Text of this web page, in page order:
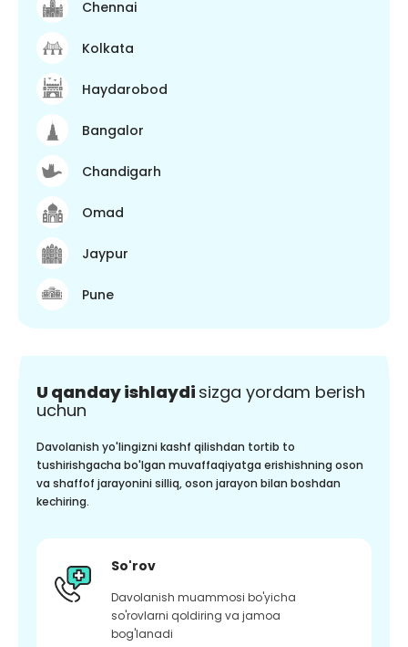
Chennai
Kolkata
Haydarobod
Bangalor
Chandigarh
Omad
Jaypur
Pune
U qanday ishlaydi sizga yordam berish
uchun
Davolanish yo'lingizni kashf qilishdan tortib to
tushirishgacha bo'lgan muvaffaqiyatga erishishning oson
va shaffof jarayonini silliq, oson jarayon bilan boshdan
kechiring.
So'rov
Davolanish muammosi bo'yicha
so'rovlarni qoldiring va jamoa
bog'lanadi